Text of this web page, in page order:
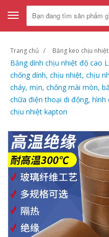
Toggle
navigation
Trang chủ Băng keo chịu nhiệt
Băng dính chịu nhiệt độ cao
chống dính, chịu nhiệt, chịu
cháy, mịn, chống mài mòn,
chữa điện thoại di động, hình
chịu nhiệt kapton